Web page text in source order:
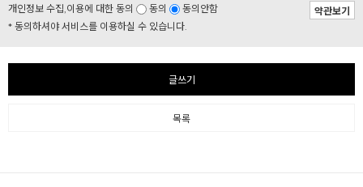
개인정보 수집,이용에 대한 동의 동의 동의안함
약관보기
* 동의하셔야 서비스를 이용하실 수 있습니다.
글쓰기
목록